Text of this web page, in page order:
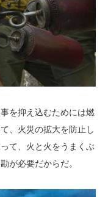
を抑え込むためには燃
、火災の拡大を防止し
て、火と火をうまくぶ
が必要だからだ。